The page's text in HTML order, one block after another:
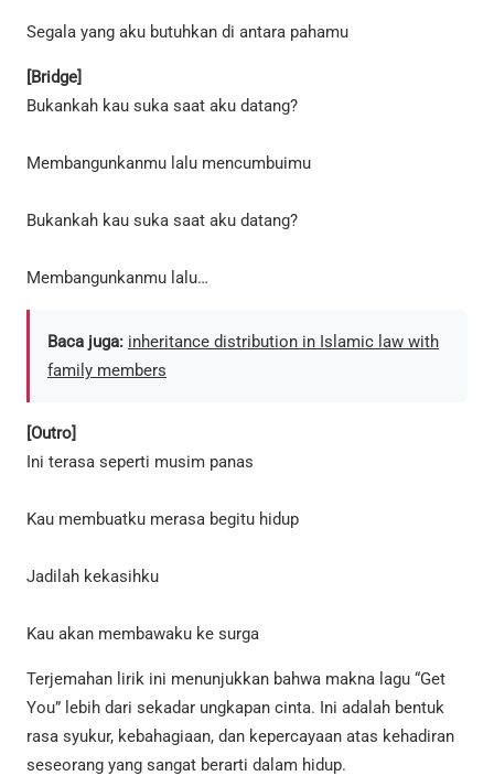
Segala yang aku butuhkan di antara pahamu
[Bridge]
Bukankah kau suka saat aku datang?
Membangunkanmu lalu mencumbuimu
Bukankah kau suka saat aku datang?
Membangunkanmu lalu…
Baca juga: inheritance distribution in Islamic law with
family members
[Outro]
Ini terasa seperti musim panas
Kau membuatku merasa begitu hidup
Jadilah kekasihku
Kau akan membawaku ke surga
Terjemahan lirik ini menunjukkan bahwa makna lagu “Get
You” lebih dari sekadar ungkapan cinta. Ini adalah bentuk
rasa syukur, kebahagiaan, dan kepercayaan atas kehadiran
seseorang yang sangat berarti dalam hidup.